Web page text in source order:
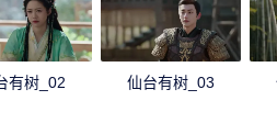
有树_02 仙台有树_03